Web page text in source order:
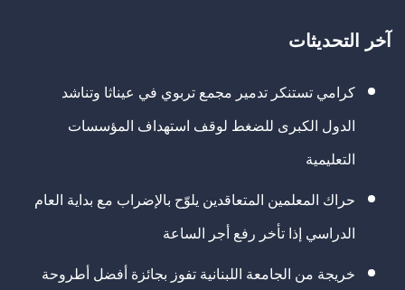
آخر التحديثات
كرامي تستنكر تدمير مجمع تربوي في عيناثا وتناشد
الدول الكبرى للضغط لوقف استهداف المؤسسات
التعليمية
حراك المعلمين المتعاقدين يلوّح بالإضراب مع بداية العام
الدراسي إذا تأخر رفع أجر الساعة
خريجة من الجامعة اللبنانية تفوز بجائزة أفضل أطروحة